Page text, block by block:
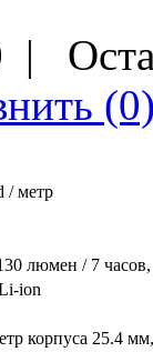
|
/ метр
люмен / 7
ion
корпуса 25.4